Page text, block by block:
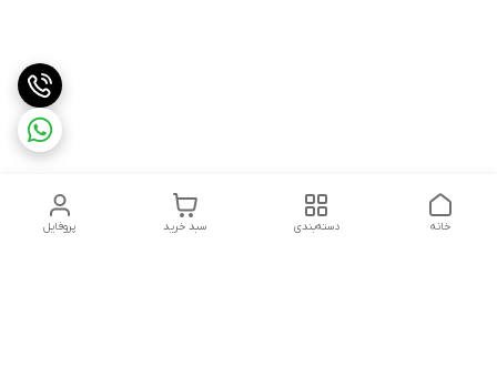
پروفایل سبد خرید دسته‌بندی خانه